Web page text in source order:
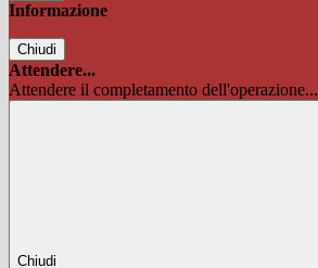
Informazione
Chiudi
Attendere...
Attendere il completamento dell'operazione...
Chiudi